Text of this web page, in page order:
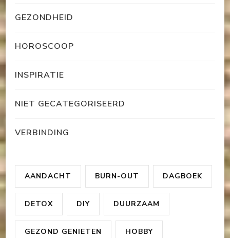
GEZONDHEID
HOROSCOOP
INSPIRATIE
NIET GECATEGORISEERD
VERBINDING
AANDACHT BURN-OUT DAGBOEK
DETOX DIY DUURZAAM
GEZOND GENIETEN HOBBY